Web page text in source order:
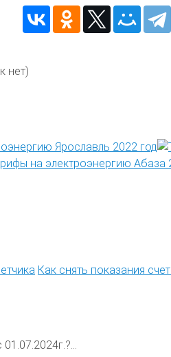
нет)
Ярославль 2022 год
на электроэнергию Абаза
Как снять показания